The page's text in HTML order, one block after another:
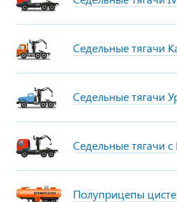
Седельные тягачи
Седельные тягачи
Седельные тягачи
Полуприцепы